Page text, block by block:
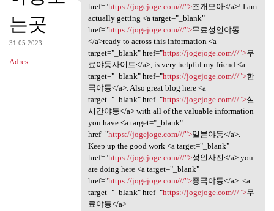
e
는곳
31.05.2023
Adres
Great post <a target="_blank"
href="https://jogejoge.com///">조개모아</a>! I am
actually getting <a target="_blank"
href="https://jogejoge.com///">무료성인야동
</a>ready to across this information <a
target="_blank" href="https://jogejoge.com///">무
료야동사이트</a>, is very helpful my friend <a
target="_blank" href="https://jogejoge.com///">한
국야동</a>. Also great blog here <a
target="_blank" href="https://jogejoge.com///">실
시간야동</a> with all of the valuable information
you have <a target="_blank"
href="https://jogejoge.com///">일본야동</a>.
Keep up the good work <a target="_blank"
href="https://jogejoge.com///">성인사진</a> you
are doing here <a target="_blank"
href="https://jogejoge.com///">중국야동</a>. <a
target="_blank" href="https://jogejoge.com///">무
료야동</a>